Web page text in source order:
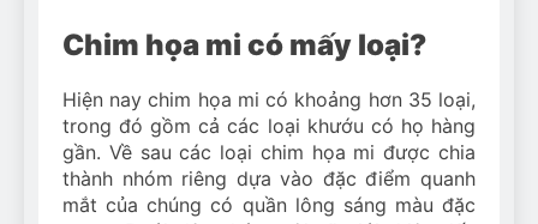
Chim họa mi có mấy loại?
Hiện nay chim họa mi có khoảng hơn 35 loại,
trong đó gồm cả các loại khướu có họ hàng
gần. Về sau các loại chim họa mi được chia
thành nhóm riêng dựa vào đặc điểm quanh
mắt của chúng có quần lông sáng màu đặc